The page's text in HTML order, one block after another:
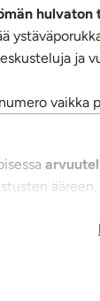
hulvaton
ja
pelin tekijät